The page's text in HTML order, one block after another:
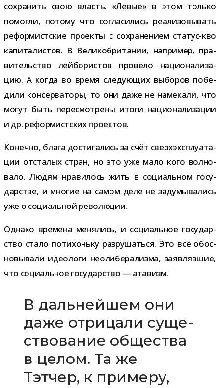
сохра­нить свою власть. «Левые» в этом только
помогли, потому что согла­си­лись реа­ли­зо­вы­вать
рефор­мист­ские про­екты с сохра­не­нием статус-​кво
капи­та­ли­стов. В Великобритании, напри­мер, пра­
ви­тель­ство лей­бо­ри­стов про­вело наци­о­на­ли­за­
цию. А когда во время сле­ду­ю­щих выбо­ров побе­
дили кон­сер­ва­торы, то они даже не наме­кали, что
могут быть пере­смот­рены итоги наци­о­на­ли­за­ции
и др. рефор­мист­ских проектов.
Конечно, блага дости­га­лись за счёт сверх­экс­плу­а­та­
ции отста­лых стран, но это уже мало кого вол­но­
вало. Людям нра­ви­лось жить в соци­аль­ном госу­
дар­стве, и мно­гие на самом деле не заду­мы­ва­лись
уже о соци­аль­ной революции.
Однако вре­мена меня­лись, и соци­аль­ное госу­дар­
ство стало поти­хоньку раз­ру­шаться. Это всё обос­
но­вы­вали идео­логи нео­ли­бе­ра­лизма, заяв­ляв­шие,
что соци­аль­ное госу­дар­ство — атавизм.
В даль­ней­шем они
даже отри­цали суще­
ство­ва­ние обще­ства
в целом. Та же
Тэтчер, к при­меру,